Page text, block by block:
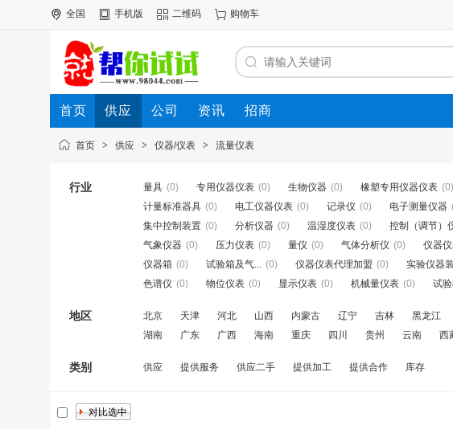
全国 手机版 二维码 购物车
首页 供应 公司 资讯 招商
首页 > 供应 > 仪器/仪表 > 流量仪表
行业 量具 (0) 专用仪器仪表 (0) 生物仪器 (0) 橡塑专用仪器仪表 (0)
计量标准器具 (0) 电工仪器仪表 (0) 记录仪 (0) 电子测量仪器
集中控制装置 (0) 分析仪器 (0) 温湿度仪表 (0) 控制（调节）
气象仪器 (0) 压力仪表 (0) 量仪 (0) 气体分析仪 (0) 仪器
仪器箱 (0) 试验箱及气... (0) 仪器仪表代理加盟 (0) 实验仪器
色谱仪 (0) 物位仪表 (0) 显示仪表 (0) 机械量仪表 (0) 试
地区 北京 天津 河北 山西 内蒙古 辽宁 吉林 黑龙江
湖南
广东 广西 海南 重庆 四川 贵州 云南 西
类别 供应 提供服务 供应二手 提供加工 提供合作 库存